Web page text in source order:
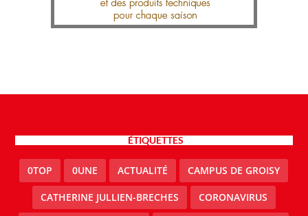
ÉTIQUETTES
0TOP 0UNE ACTUALITÉ CAMPUS DE GROISY
CATHERINE JULLIEN-BRECHES CORONAVIRUS